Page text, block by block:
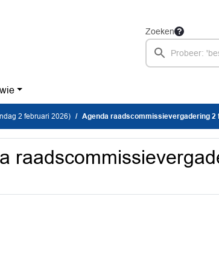
Zoeken
2 februari 2026) Agenda raadscommissievergadering 2